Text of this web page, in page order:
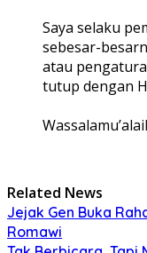
Saya selaku
sebesar-
atau
tutup dengan
Related News
Jejak Gen Buka
Romawi